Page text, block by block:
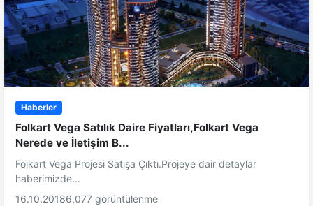
Haberler
Folkart Vega Satılık Daire Fiyatları,Folkart Vega
Nerede ve İletişim B...
Folkart Vega Projesi Satışa Çıktı.Projeye dair detaylar
haberimizde...
16.10.20186,077 görüntülenme